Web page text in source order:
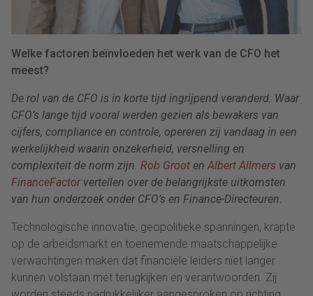
Welke factoren beïnvloeden het werk van de CFO het
meest?
De rol van de CFO is in korte tijd ingrijpend veranderd. Waar
CFO’s lange tijd vooral werden gezien als bewakers van
cijfers, compliance en controle, opereren zij vandaag in een
werkelijkheid waarin onzekerheid, versnelling en
complexiteit de norm zijn. Rob Groot enAlbert Allmers van
FinanceFactorvertellen over de belangrijkste uitkomsten
van hun onderzoek onder CFO’s en Finance-Directeuren.
Technologische innovatie, geopolitieke spanningen, krapte
op de arbeidsmarkt en toenemende maatschappelijke
verwachtingen maken dat financiële leiders niet langer
kunnen volstaan met terugkijken en verantwoorden. Zij